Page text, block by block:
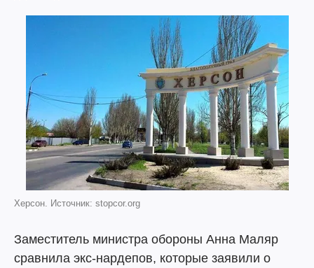
Херсон. Источник: stopcor.org
Заместитель министра обороны Анна Маляр
сравнила экс-нардепов, которые заявили о